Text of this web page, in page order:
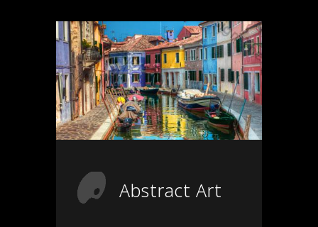
Abstract Art